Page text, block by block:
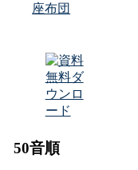
座布団
50音順